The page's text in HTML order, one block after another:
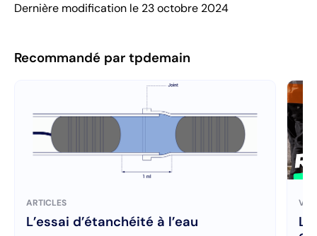
Dernière modification le 23 octobre 2024
Recommandé par tpdemain
ARTICLES
L’essai d’étanchéité à l’eau